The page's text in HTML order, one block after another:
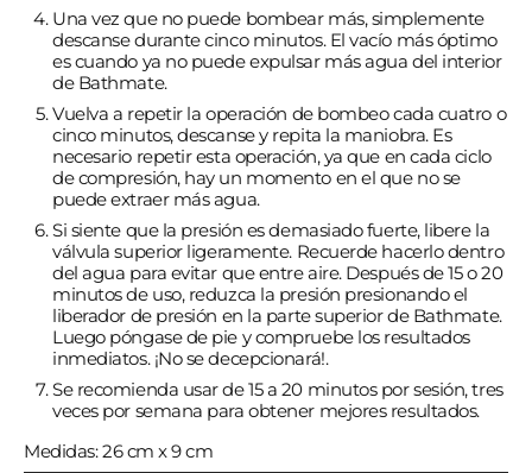
Una vez que no puede bombear más, simplemente
descanse durante cinco minutos. El vacío más óptimo
es cuando ya no puede expulsar más agua del interior
de Bathmate.
Vuelva a repetir la operación de bombeo cada cuatro o
cinco minutos, descanse y repita la maniobra. Es
necesario repetir esta operación, ya que en cada ciclo
de compresión, hay un momento en el que no se
puede extraer más agua.
Si siente que la presión es demasiado fuerte, libere la
válvula superior ligeramente. Recuerde hacerlo dentro
del agua para evitar que entre aire. Después de 15 o 20
minutos de uso, reduzca la presión presionando el
liberador de presión en la parte superior de Bathmate.
Luego póngase de pie y compruebe los resultados
inmediatos. ¡No se decepcionará!.
Se recomienda usar de 15 a 20 minutos por sesión, tres
veces por semana para obtener mejores resultados.
Medidas: 26 cm x 9 cm